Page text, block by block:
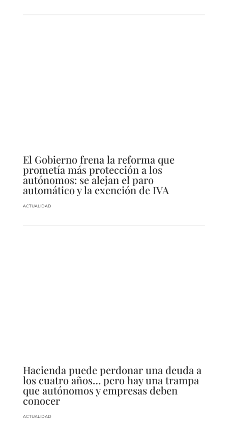
El Gobierno frena la reforma que
prometía más protección a los
autónomos: se alejan el paro
automático y la exención de IVA
ACTUALIDAD
Hacienda puede perdonar una deuda a
los cuatro años… pero hay una trampa
que autónomos y empresas deben
conocer
ACTUALIDAD